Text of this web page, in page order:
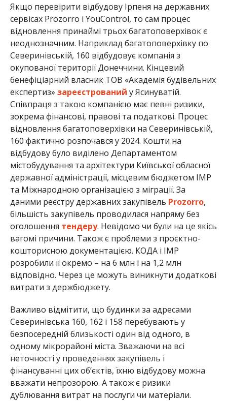
Якщо перевірити відбудову Ірпеня на державних
сервісах Prozorro і YouControl, то сам процес
відновлення принаймі трьох багатоповерхівок є
неоднозначним. Наприклад багатоповерхівку по
Северинівській, 160 відбудовує компанія з
окупованої території Донеччини. Кінцевий
бенефіціарний власник ТОВ «Академія будівельних
експертиз» зареєстрований у Ясинуватій.
Співпраця з такою компанією має певні ризики,
зокрема фінансові, правові та податкові. Процес
відновлення багатоповерхівки на Северинівській,
160 фактично розпочався у 2024. Кошти на
відбудову було виділено Департаментом
містобудування та архітектури Київської обласної
державної адміністрації, місцевим бюджетом ІМР
та Міжнародною організацією з міграції. За
даними реєстру державних закупівель Prozorro,
більшість закупівель проводилася напряму без
оголошення тендеру. Невідомо чи були на це якісь
вагомі причини. Також є проблеми з проєктно-
кошторисною документацією. КОДА і ІМР
розробили її окремо – на 6 млн і на 1,2 млн
відповідно. Через це можуть виникнути додаткові
витрати з держбюджету.
Важливо відмітити, що будинки за адресами
Северинівська 160, 162 і 158 перебувають у
безпосередній близькості один від одного, в
одному мікрорайоні міста. Зважаючи на всі
неточності у проведеннях закупівель і
фінансуванні цих об’єктів, їхню відбудову можна
вважати непрозорою. А також є ризики
дублювання витрат на послуги чи матеріали.